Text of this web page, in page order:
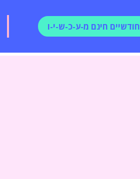
חודשיים חינם מ-ע-כ-ש-י-ו